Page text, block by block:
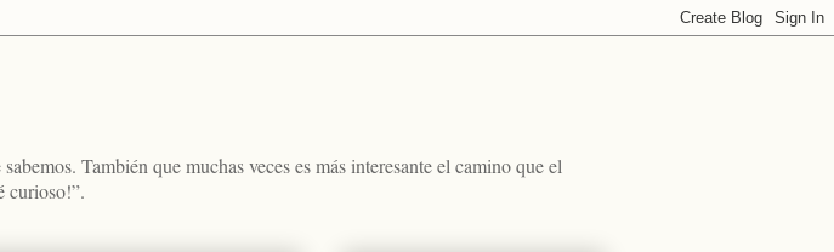
También que muchas veces es más interesante el camino que el
curioso!”.